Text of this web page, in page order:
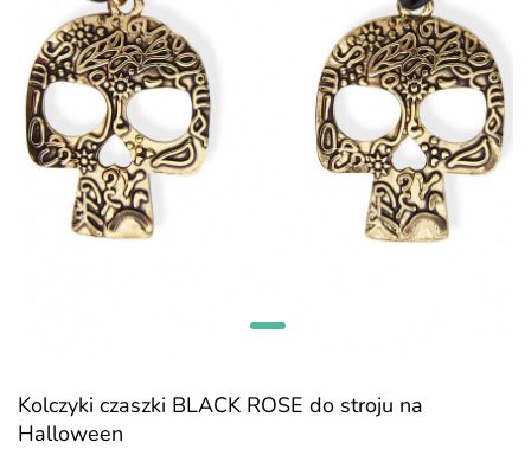
Kolczyki czaszki BLACK ROSE do stroju na
Halloween